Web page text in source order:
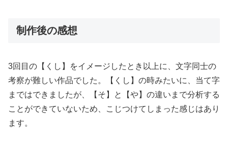
制作後の感想
3回目の【くし】をイメージしたとき以上に、文字同士の
考察が難しい作品でした。【くし】の時みたいに、当て字
まではできましたが、【そ】と【や】の違いまで分析する
ことができていないため、こじつけてしまった感じはあり
ます。